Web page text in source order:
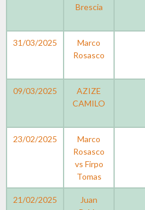
Brescia
31/03/2025
Marco
Rosasco
09/03/2025
AZIZE
CAMILO
23/02/2025
Marco
Rosasco
vs Firpo
Tomas
21/02/2025
Juan